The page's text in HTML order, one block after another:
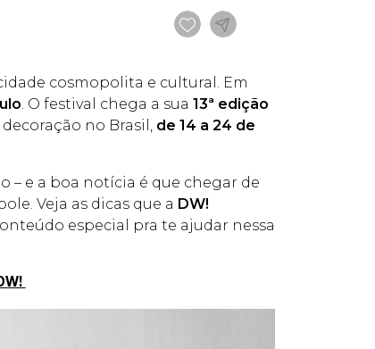
cosmopolita e cultural. Em
. O festival chega a sua 13ª edição
no Brasil, de 14 a 24 de
– e a boa notícia é que chegar de
Veja as dicas que a DW!
especial pra te ajudar nessa